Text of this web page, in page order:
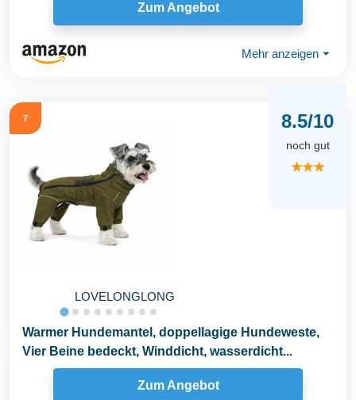
Zum Angebot
Mehr anzeigen ⏷
7
LOVELONGLONG
8.5/10
noch gut
★★★
Warmer Hundemantel, doppellagige Hundeweste,
Vier Beine bedeckt, Winddicht, wasserdicht...
Zum Angebot